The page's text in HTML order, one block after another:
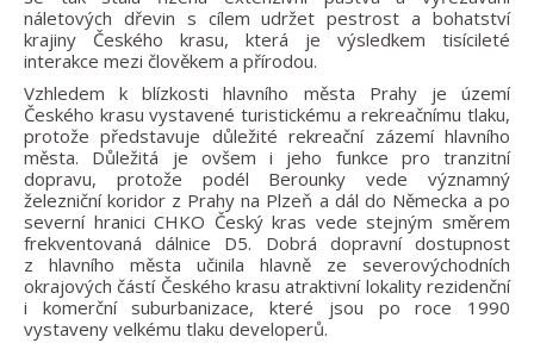
náletových dřevin s cílem udržet pestrost a bohatství
krajiny Českého krasu, která je výsledkem tisícileté
interakce mezi člověkem a přírodou.
Vzhledem k blízkosti hlavního města Prahy je území
Českého krasu vystavené turistickému a rekreačnímu tlaku,
protože představuje důležité rekreační zázemí hlavního
města. Důležitá je ovšem i jeho funkce pro tranzitní
dopravu, protože podél Berounky vede významný
železniční koridor z Prahy na Plzeň a dál do Německa a po
severní hranici CHKO Český kras vede stejným směrem
frekventovaná dálnice D5. Dobrá dopravní dostupnost
z hlavního města učinila hlavně ze severovýchodních
okrajových částí Českého krasu atraktivní lokality rezidenční
i komerční suburbanizace, které jsou po roce 1990
vystaveny velkému tlaku developerů.